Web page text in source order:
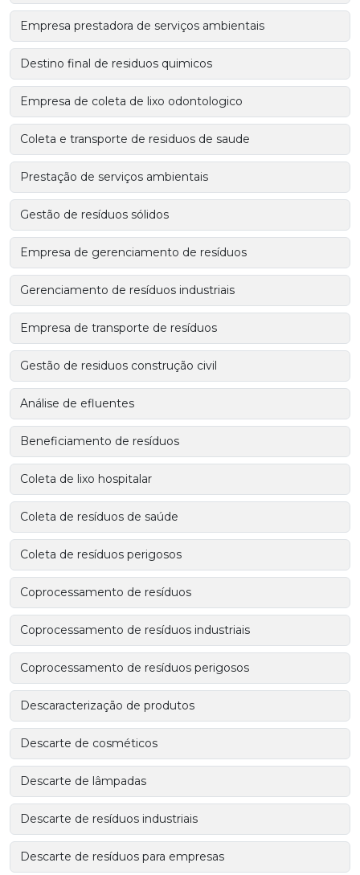
Empresa prestadora de serviços ambientais
Destino final de residuos quimicos
Empresa de coleta de lixo odontologico
Coleta e transporte de residuos de saude
Prestação de serviços ambientais
Gestão de resíduos sólidos
Empresa de gerenciamento de resíduos
Gerenciamento de resíduos industriais
Empresa de transporte de resíduos
Gestão de residuos construção civil
Análise de efluentes
Beneficiamento de resíduos
Coleta de lixo hospitalar
Coleta de resíduos de saúde
Coleta de resíduos perigosos
Coprocessamento de resíduos
Coprocessamento de resíduos industriais
Coprocessamento de resíduos perigosos
Descaracterização de produtos
Descarte de cosméticos
Descarte de lâmpadas
Descarte de resíduos industriais
Descarte de resíduos para empresas